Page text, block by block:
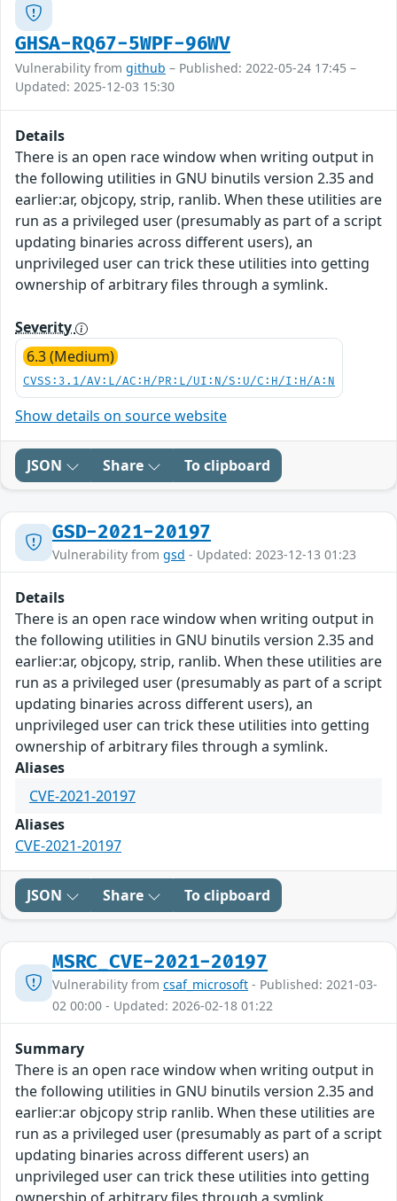
GHSA-RQ67-5WPF-96WV
Vulnerability from github – Published: 2022-05-24 17:45 –
Updated: 2025-12-03 15:30
Details
There is an open race window when writing output in
the following utilities in GNU binutils version 2.35 and
earlier:ar, objcopy, strip, ranlib. When these utilities are
run as a privileged user (presumably as part of a script
updating binaries across different users), an
unprivileged user can trick these utilities into getting
ownership of arbitrary files through a symlink.
Severity
6.3 (Medium)
CVSS:3.1/AV:L/AC:H/PR:L/UI:N/S:U/C:H/I:H/A:N
Show details on source website
JSON Share To clipboard
GSD-2021-20197
Vulnerability from gsd - Updated: 2023-12-13 01:23
Details
There is an open race window when writing output in
the following utilities in GNU binutils version 2.35 and
earlier:ar, objcopy, strip, ranlib. When these utilities are
run as a privileged user (presumably as part of a script
updating binaries across different users), an
unprivileged user can trick these utilities into getting
ownership of arbitrary files through a symlink.
Aliases
CVE-2021-20197
Aliases
CVE-2021-20197
JSON Share To clipboard
MSRC_CVE-2021-20197
Vulnerability from csaf_microsoft - Published: 2021-03-
02 00:00 - Updated: 2026-02-18 01:22
Summary
There is an open race window when writing output in
the following utilities in GNU binutils version 2.35 and
earlier:ar objcopy strip ranlib. When these utilities are
run as a privileged user (presumably as part of a script
updating binaries across different users) an
unprivileged user can trick these utilities into getting